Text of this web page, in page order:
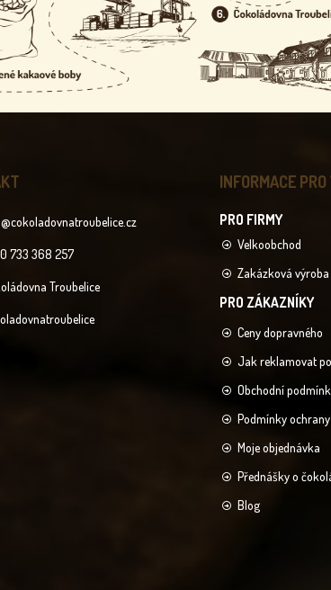
@cokoladovnatroubelice.cz
733 368 257
Troubelice
INFORMACE PRO
Velkoobchod
Zakázková výroba
Ceny dopravného
Jak reklamovat
Obchodní
Podmínky
Moje objednávka
Přednášky o
Blog